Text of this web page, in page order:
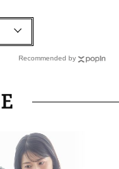
どっち派？40代のシン
ブシュロン】のジュエ
Recommended by